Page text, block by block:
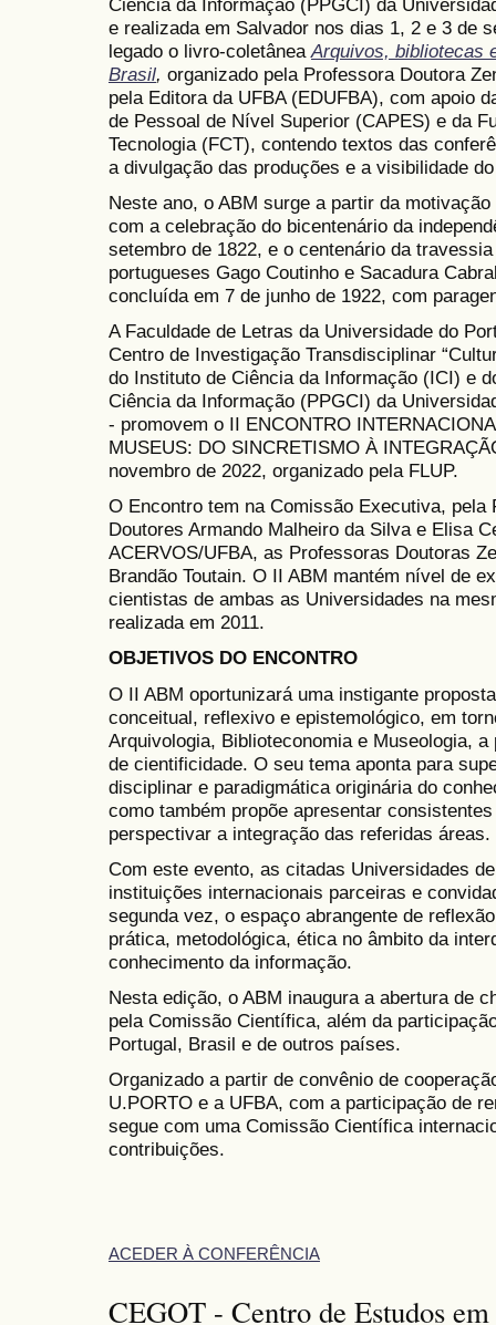
e realizada em Salvador nos dias 1, 2 e 3 de
legado o livro-coletânea Arquivos, bibliotecas
Brasil, organizado pela Professora Doutora
pela Editora da UFBA (EDUFBA), com apoio
de Pessoal de Nível Superior (CAPES) e da
Tecnologia (FCT), contendo textos das
a divulgação das produções e a visibilidade
Neste ano, o ABM surge a partir da
com a celebração do bicentenário da
setembro de 1822, e o centenário da
portugueses Gago Coutinho e Sacadura
concluída em 7 de junho de 1922, com
A Faculdade de Letras da Universidade do
Centro de Investigação Transdisciplinar
do Instituto de Ciência da Informação (ICI) e
Ciência da Informação (PPGCI) da
- promovem o II ENCONTRO
MUSEUS: DO SINCRETISMO À
novembro de 2022, organizado pela FLUP.
O Encontro tem na Comissão Executiva,
Doutores Armando Malheiro da Silva e Elisa
ACERVOS/UFBA, as Professoras Doutoras
Brandão Toutain. O II ABM mantém nível de
cientistas de ambas as Universidades na
realizada em 2011.
OBJETIVOS DO ENCONTRO
O II ABM oportunizará uma instigante
conceitual, reflexivo e epistemológico, em
Arquivologia, Biblioteconomia e Museologia,
de cientificidade. O seu tema aponta para
disciplinar e paradigmática originária do
como também propõe apresentar
perspectivar a integração das referidas áreas.
Com este evento, as citadas Universidades
instituições internacionais parceiras e
segunda vez, o espaço abrangente de
prática, metodológica, ética no âmbito da
conhecimento da informação.
Nesta edição, o ABM inaugura a abertura de
pela Comissão Científica, além da
Portugal, Brasil e de outros países.
Organizado a partir de convênio de
U.PORTO e a UFBA, com a participação de
segue com uma Comissão Científica
contribuições.
ACEDER À CONFERÊNCIA
CEGOT - Centro de Estudos